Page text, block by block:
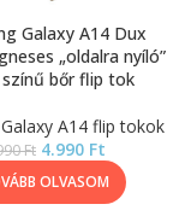
Galaxy A14 Dux
„oldalra nyíló”
bőr flip tok
A14 flip tokok
Ft 4.990 Ft
OLVASOM